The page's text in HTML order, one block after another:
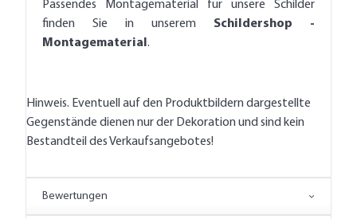
Passendes Montagematerial für unsere Schilder
finden Sie in unserem Schildershop -
Montagematerial .
Hinweis. Eventuell auf den Produktbildern dargestellte
Gegenstände dienen nur der Dekoration und sind kein
Bestandteil des Verkaufsangebotes!
Bewertungen